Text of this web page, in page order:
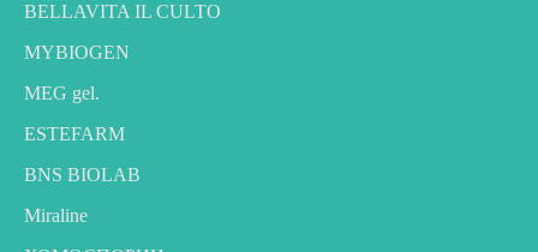
BELLAVITA IL CULTO
MYBIOGEN
MEG gel.
ESTEFARM
BNS BIOLAB
Miraline